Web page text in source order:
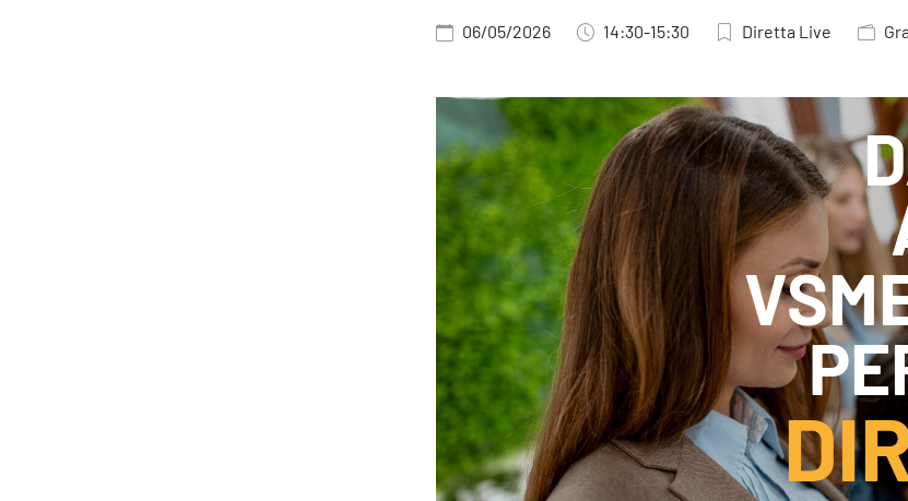
Business Intelligence, Analitiche e Intelligenza
Smart Working
Efficientamento Aziendale
Finanza & Gestione Economica
Risk Management
Sistemi di Gestione
06/05/2026 14:30-15:30 Diretta Live